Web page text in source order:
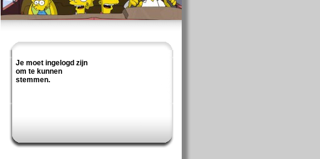
Je moet ingelogd zijn
om te kunnen
stemmen.